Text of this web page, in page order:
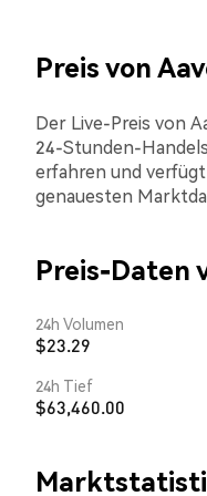
Preis von
Der Live-Preis von
24-Stunden-
erfahren und
genauesten
Preis-Daten
24h Volumen
$23.29
24h Tief
$63,460.00